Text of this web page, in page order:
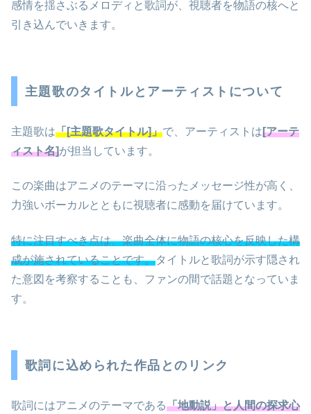
感情を揺さぶるメロディと歌詞が、視聴者を物語の核へと
引き込んでいきます。
主題歌のタイトルとアーティストについて
主題歌は「[主題歌タイトル]」で、アーティストは[アーテ
ィスト名]が担当しています。
この楽曲はアニメのテーマに沿ったメッセージ性が高く、
力強いボーカルとともに視聴者に感動を届けています。
特に注目すべき点は、楽曲全体に物語の核心を反映した構
成が施されていることです。タイトルと歌詞が示す隠され
た意図を考察することも、ファンの間で話題となっていま
す。
歌詞に込められた作品とのリンク
歌詞にはアニメのテーマである「地動説」と人間の探求心